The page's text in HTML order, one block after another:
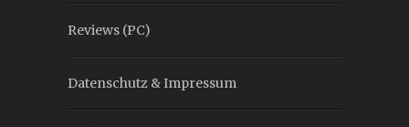
Reviews (PC)
Datenschutz & Impressum